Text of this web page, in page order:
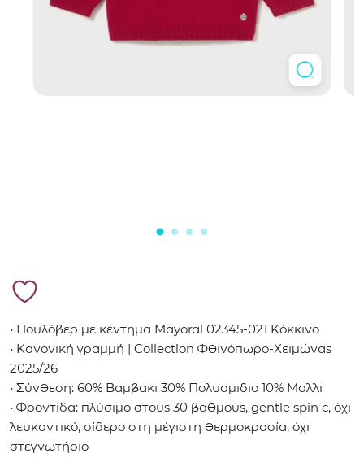
• Πουλόβερ με κέντημα Mayoral 02345-021 Κόκκινο
• Κανονική γραμμή | Collection Φθινόπωρο-Χειμώνας
2025/26
• Σύνθεση: 60% Βαμβακι 30% Πολυαμιδιο 10% Μαλλι
• Φροντίδα: πλύσιμο στους 30 βαθμούς, gentle spin c, όχι
λευκαντικό, σίδερο στη μέγιστη θερμοκρασία, όχι
στεγνωτήριο